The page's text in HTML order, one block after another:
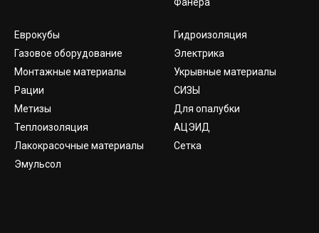
Еврокубы
Газовое оборудование
Монтажные материалы
Рации
Метизы
Теплоизоляция
Лакокрасочные материалы
Эмульсол
Гидроизоляция
Электрика
Укрывные материалы
СИЗЫ
Для опалубки
АЦЭИД
Сетка